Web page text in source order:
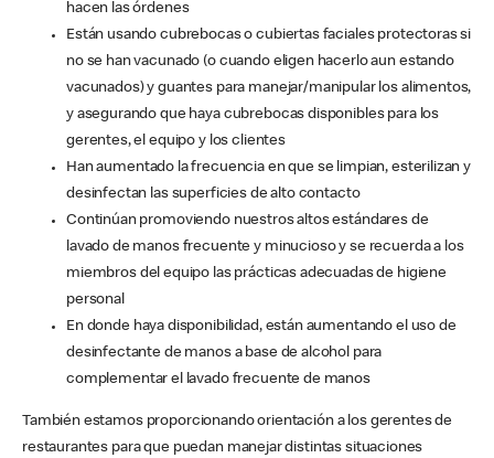
hacen las órdenes
Están usando cubrebocas o cubiertas faciales protectoras si
no se han vacunado (o cuando eligen hacerlo aun estando
vacunados) y guantes para manejar/manipular los alimentos,
y asegurando que haya cubrebocas disponibles para los
gerentes, el equipo y los clientes
Han aumentado la frecuencia en que se limpian, esterilizan y
desinfectan las superficies de alto contacto
Continúan promoviendo nuestros altos estándares de
lavado de manos frecuente y minucioso y se recuerda a los
miembros del equipo las prácticas adecuadas de higiene
personal
En donde haya disponibilidad, están aumentando el uso de
desinfectante de manos a base de alcohol para
complementar el lavado frecuente de manos
También estamos proporcionando orientación a los gerentes de
restaurantes para que puedan manejar distintas situaciones